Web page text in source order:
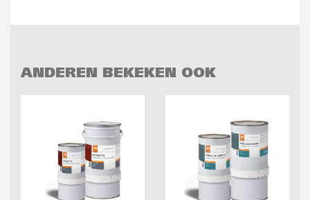
ANDEREN BEKEKEN OOK